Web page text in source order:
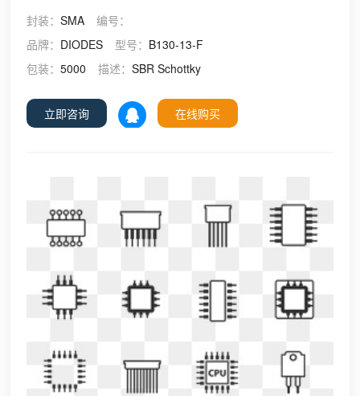
封装：SMA
编号：
品牌： DIODES 型号： B130-13-F
包装：5000 描述：SBR Schottky
立即咨询 在线购买